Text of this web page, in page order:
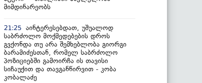
მიმდინარეობს
21:25 აინტერესებდათ, უშუალოდ
საბრძოლო მოქმედებების დროს
გვქონდა თუ არა შემხებლობა გიორგი
ბარამიძესთან, რომელ საბრძოლო
პოზიციებში გამოირჩა ის თავისი
სიჩაუქით და თავგანწირვით - კობა
კობალაძე